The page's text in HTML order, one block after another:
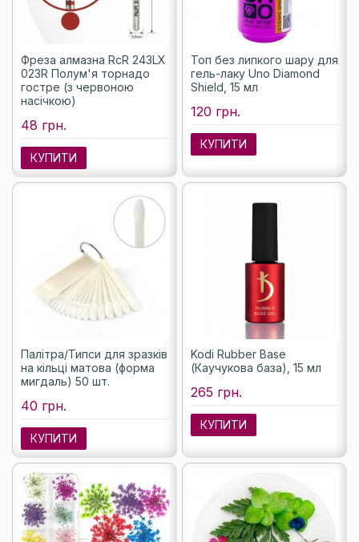
Фреза алмазна RcR 243LX
023R Полум'я торнадо
гостре (з червоною
насічкою)
48 грн.
КУПИТИ
Топ без липкого шару для
гель-лаку Uno Diamond
Shield, 15 мл
120 грн.
КУПИТИ
Палітра/Типси для зразків
на кільці матова (форма
мигдаль) 50 шт.
40 грн.
КУПИТИ
Kodi Rubber Base
(Каучукова база), 15 мл
265 грн.
КУПИТИ